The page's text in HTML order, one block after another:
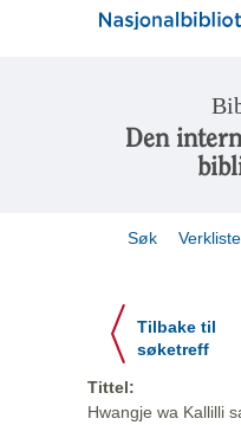
Den
Søk Verkliste
Tilbake til
søketreff
Tittel:
Hwangje wa Kallilli